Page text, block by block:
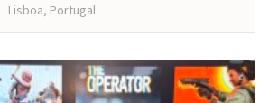
Lisboa, Portugal